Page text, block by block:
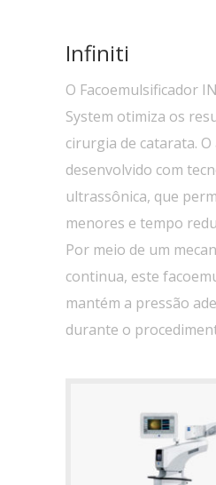
Infiniti
O Facoemulsificador
System otimiza os
cirurgia de catarata.
desenvolvido com
ultrassônica, que
menores e tempo
Por meio de um
continua, este
mantém a pressão
durante o